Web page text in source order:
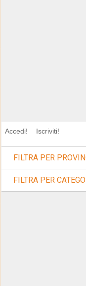
Accedi! Iscriviti!
FILTRA PER
FILTRA PER